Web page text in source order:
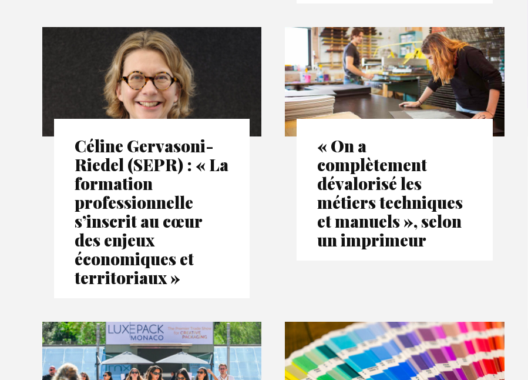
Céline Gervasoni-
Riedel (SEPR) : « La
formation
professionnelle
s’inscrit au cœur
des enjeux
économiques et
territoriaux »
« On a
complètement
dévalorisé les
métiers techniques
et manuels », selon
un imprimeur